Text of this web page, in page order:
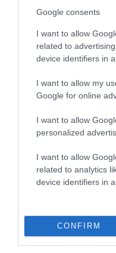
Google consents
I want to allow
related to
device identifiers in
I want to allow my
Google for online
I want to allow
personalized
I want to allow
related to analytics
device identifiers in
CONFIRM
08/